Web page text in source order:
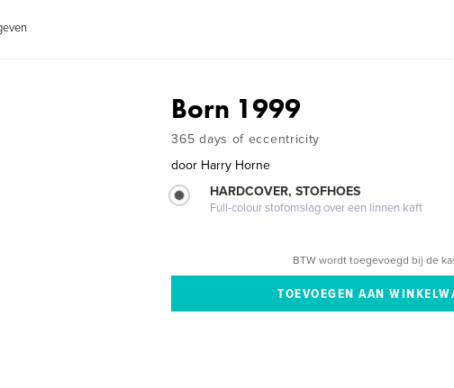
Born 1999
365 days of eccentricity
door Harry Horne
HARDCOVER, STOFHOES
Full-colour stofomslag over een linnen kaft
BTW wordt toegevoegd bij de